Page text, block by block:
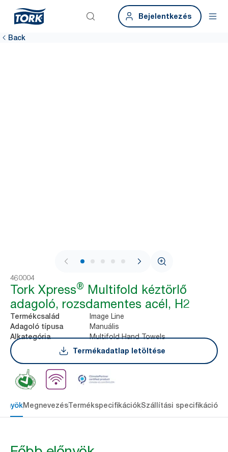
Bejelentkezés
Back
1 / 9
460004
Tork Xpress® Multifold kéztörlő
adagoló, rozsdamentes acél, H2
Termékcsalád Image Line
Adagoló típusa Manuális
Alkategória
Multifold Hand Towels
Termékadatlap letöltése
MegnevezésTermékspecifikációkSzállítási specifikációk